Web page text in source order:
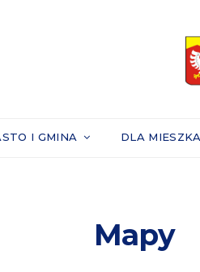
I GMINA DLA
Mapy